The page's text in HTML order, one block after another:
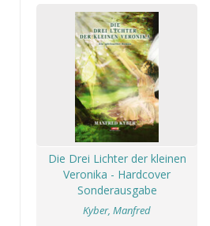
Die Drei Lichter der kleinen
Veronika - Hardcover
Sonderausgabe
Kyber, Manfred